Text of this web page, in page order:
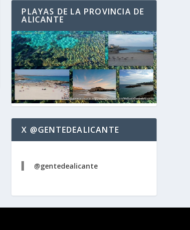
PLAYAS DE LA PROVINCIA DE
ALICANTE
X @GENTEDEALICANTE
@gentedealicante